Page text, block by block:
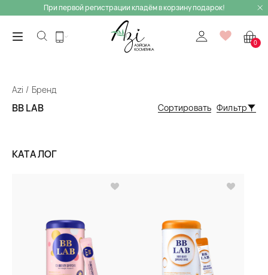
При первой регистрации кладём в корзину подарок!
0
Azi Бренд
BB LAB Сортировать Фильтр
КАТАЛОГ